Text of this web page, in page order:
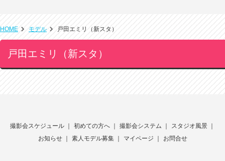
HOME モデル 戸田エミリ（新スタ）
戸田エミリ（新スタ）
撮影会スケジュール 初めての方へ 撮影会システム スタジオ風景
お知らせ｜ 素人モデル募集｜ マイページ お問合せ